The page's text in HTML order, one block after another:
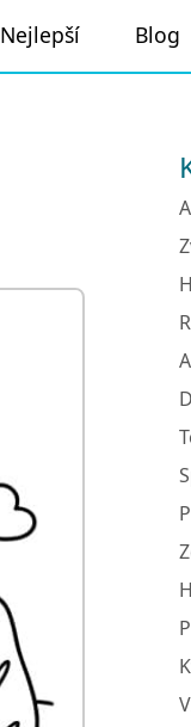
Nejlepší Blog